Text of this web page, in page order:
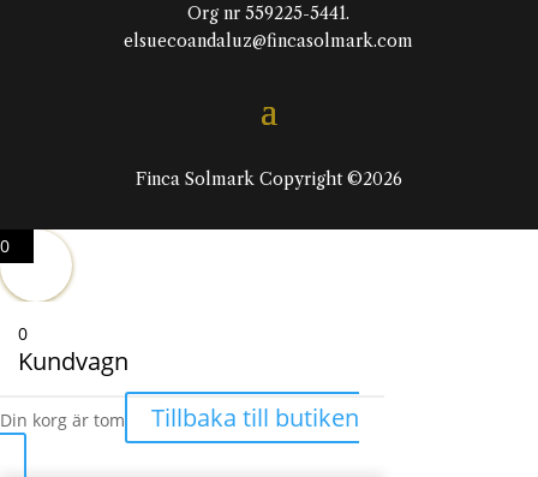
Org nr 559225-5441.
elsuecoandaluz@fincasolmark.com
Finca Solmark Copyright ©2026
0
0
Kundvagn
Din korg är tom Tillbaka till butiken